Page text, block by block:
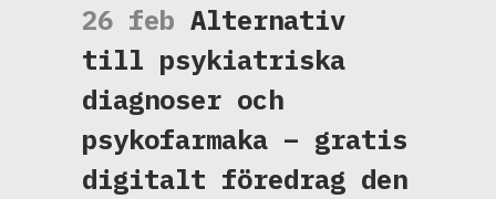
26 feb Alternativ
till psykiatriska
diagnoser och
psykofarmaka – gratis
digitalt föredrag den